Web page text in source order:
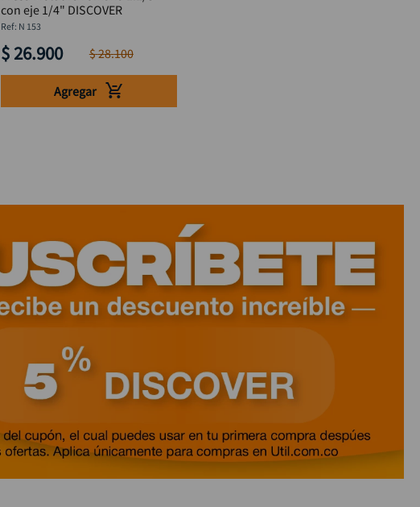
con eje 1/4" DISCOVER
: N 153
$ 26.900 $28.100
Agregar